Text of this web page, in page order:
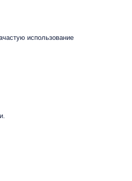
использование